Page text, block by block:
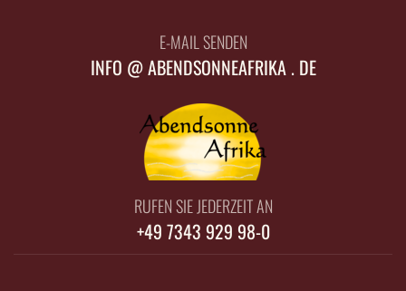
E-MAIL SENDEN
INFO @ ABENDSONNEAFRIKA . DE
RUFEN SIE JEDERZEIT AN
+49 7343 929 98-0